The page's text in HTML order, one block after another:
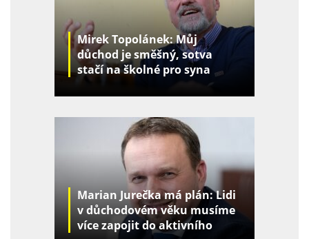
Mirek Topolánek: Můj
důchod je směšný, sotva
stačí na školné pro syna
Marian Jurečka má plán: Lidi
v důchodovém věku musíme
více zapojit do aktivního